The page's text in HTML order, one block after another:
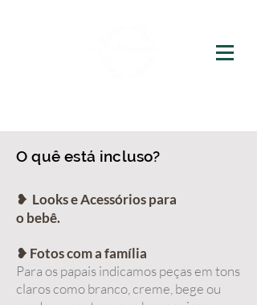
O quê está incluso?
❥ Looks e Acessórios para
o bebê.
❥ Fotos com a família
Para os papais indicamos peças em tons
claros como branco, creme, bege ou